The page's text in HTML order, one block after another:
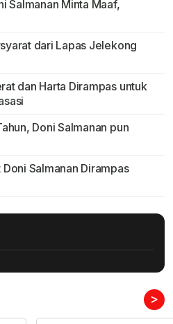
Salmanan Minta Maaf,
dari Lapas Jelekong
dan Harta Dirampas untuk
Doni Salmanan pun
Salmanan Dirampas
>